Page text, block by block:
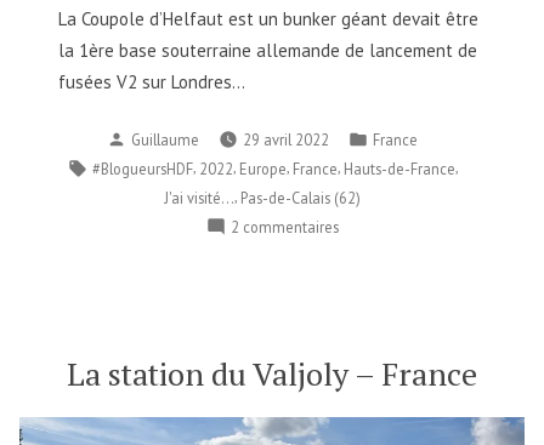
La Coupole d’Helfaut est un bunker géant devait être
la 1ère base souterraine allemande de lancement de
fusées V2 sur Londres…
Publié
par
Guillaume 29 avril 2022
Publié
dans
France
Étiquettes :
#BlogueursHDF, 2022, Europe, France, Hauts-de-France,
J'ai visité..., Pas-de-Calais (62)
2 commentairessur
–
La station du Valjoly – France